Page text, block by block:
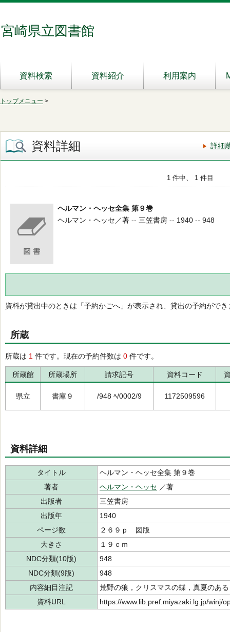
宮崎県立図書館
資料検索 資料紹介 利用案内
トップメニュー >
資料詳細 詳細
1 件中、 1 件目
ヘルマン・ヘッセ全集 第９巻
ヘルマン・ヘッセ／著 -- 三笠書房 -- 1940 -- 948
資料が貸出中のときは「予約かごへ」が表示され、貸出の予約ができ
所蔵
所蔵は 1 件です。現在の予約件数は 0 件です。
所蔵館 所蔵場所 請求記号 資料コード
県立 書庫９ /948 ﾍ/0002/9 1172509596
資料詳細
タイトル
ヘルマン・ヘッセ全集 第９巻
著者
ヘルマン・ヘッセ ／著
出版者
三笠書房
出版年
1940
ページ数
２６９ｐ 図版
大きさ
１９ｃｍ
NDC分類(10版)
948
NDC分類(9版)
948
内容細目注記
荒野の狼，クリスマスの蝶，真夏のあ
資料URL
https://www.lib.pref.miyazaki.lg.jp/winj/